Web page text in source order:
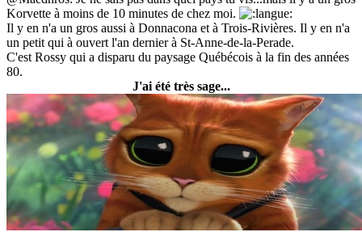
Korvette à moins de 10 minutes de chez moi.
Il y en n'a un gros aussi à Donnacona et à Trois-Rivières. Il y en n'a
un petit qui à ouvert l'an dernier à St-Anne-de-la-Perade.
C'est Rossy qui a disparu du paysage Québécois à la fin des années
80.
J'ai été très sage...